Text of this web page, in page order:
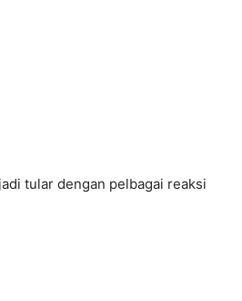
tular dengan pelbagai reaksi